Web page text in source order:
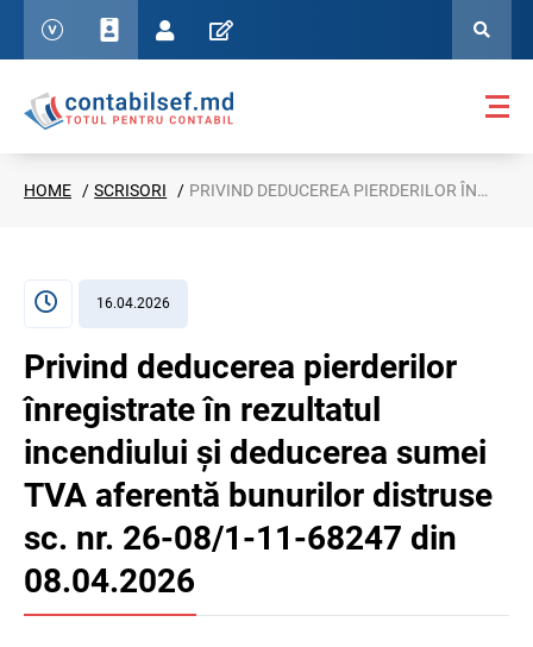
HOME SCRISORI PRIVIND DEDUCEREA PIERDERILOR ÎNREGISTRATE ÎN REZULTATUL INCENDIULUI ȘI DEDUCEREA SUMEI TVA AFERENTĂ BUNURILOR DISTRUSE SC. NR. 26-08/1-11-68247 DIN 08.04.2026
16.04.2026
Privind deducerea pierderilor
înregistrate în rezultatul
incendiului și deducerea sumei
TVA aferentă bunurilor distruse
sc. nr. 26-08/1-11-68247 din
08.04.2026